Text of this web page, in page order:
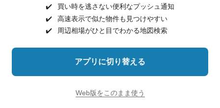
✔️
買い時を逃さない便利なプッシュ通知
✔️
高速表示で似た物件も見つけやすい
✔️
周辺相場がひと目でわかる地図検索
アプリに切り替える
Web版をこのまま使う
ヘルプ・お問い合わせ 採用情報
©NIFTY Lifestyle Co., Ltd.